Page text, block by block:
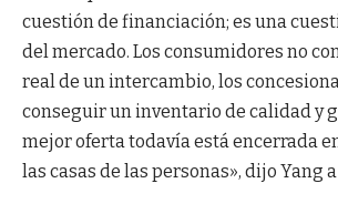
cuestión de financiación; es una
del mercado. Los consumidores no
real de un intercambio, los
conseguir un inventario de calidad y
mejor oferta todavía está encerrada
las casas de las personas», dijo Yang